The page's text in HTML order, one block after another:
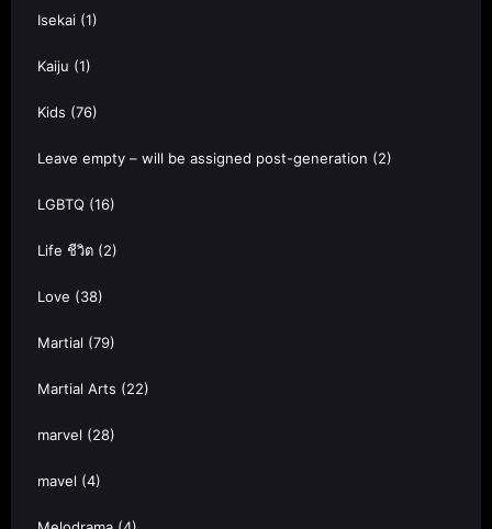
Isekai (1)
Kaiju (1)
Kids (76)
Leave empty – will be assigned post-generation (2)
LGBTQ (16)
Life ชีวิต (2)
Love (38)
Martial (79)
Martial Arts (22)
marvel (28)
mavel (4)